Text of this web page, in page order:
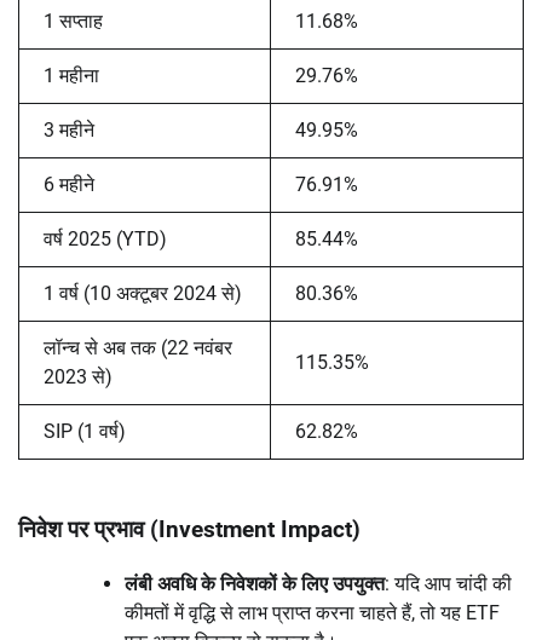
1 सप्ताह 11.68%
1 महीना 29.76%
3 महीने 49.95%
6 महीने 76.91%
वर्ष 2025 (YTD) 85.44%
1 वर्ष (10 अक्टूबर 2024 से) 80.36%
लॉन्च से अब तक (22 नवंबर
2023 से)
115.35%
SIP (1 वर्ष) 62.82%
निवेश पर प्रभाव (Investment Impact)
लंबी अवधि के निवेशकों के लिए उपयुक्त: यदि आप चांदी की
कीमतों में वृद्धि से लाभ प्राप्त करना चाहते हैं, तो यह ETF